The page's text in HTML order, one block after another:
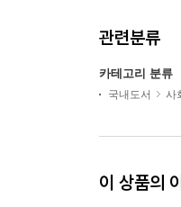
관련분류
카테고리 분류
국내도서 사
이 상품의